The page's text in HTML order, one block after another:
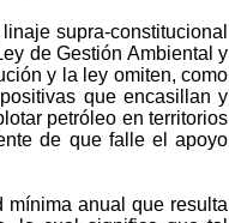
supra-constitucional
de Gestión Ambiental y
y la ley omiten, como
que encasillan y
petróleo en territorios
de que falle el apoyo
mínima anual que resulta